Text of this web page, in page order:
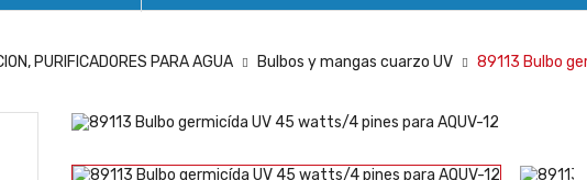
PURIFICADORES PARA AGUA Bulbos y mangas cuarzo UV 89113 Bulbo